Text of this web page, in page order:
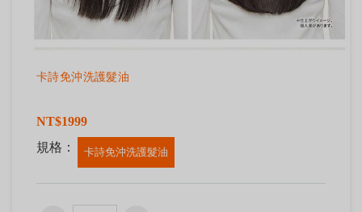
卡詩免沖洗護髮油
NT$1999
規格：
卡詩免沖洗護髮油